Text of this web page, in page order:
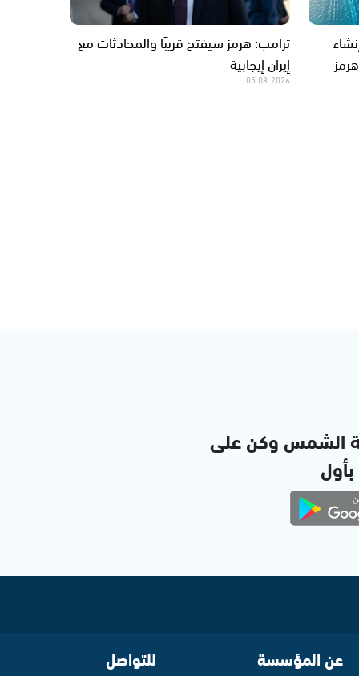
ترامب: هرمز سيفتح قريبًا والمحادثات مع
إيران إيجابية
05.08.2026
الشمس وكن على
بأول
عن المؤسسة للتواصل